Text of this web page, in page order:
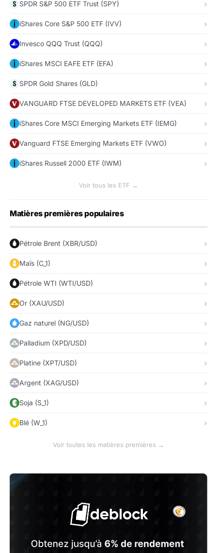
SPDR S&P 500 ETF Trust (SPY)
iShares Core S&P 500 ETF (IVV)
Invesco QQQ Trust (QQQ)
iShares MSCI EAFE ETF (EFA)
SPDR Gold Shares (GLD)
VANGUARD FTSE DEVELOPED MARKETS ETF (VEA)
iShares Core MSCI Emerging Markets ETF (IEMG)
Vanguard FTSE Emerging Markets ETF (VWO)
iShares Russell 2000 ETF (IWM)
Voir tous les ETF →
Matières premières populaires
Pétrole Brent (XBR/USD)
Maïs (C_1)
Pétrole WTI (WTI/USD)
Or (XAU/USD)
Gaz naturel (NG/USD)
Palladium (XPD/USD)
Platine (XPT/USD)
Argent (XAG/USD)
Soja (S_1)
Blé (W_1)
Voir toutes les matières premières →